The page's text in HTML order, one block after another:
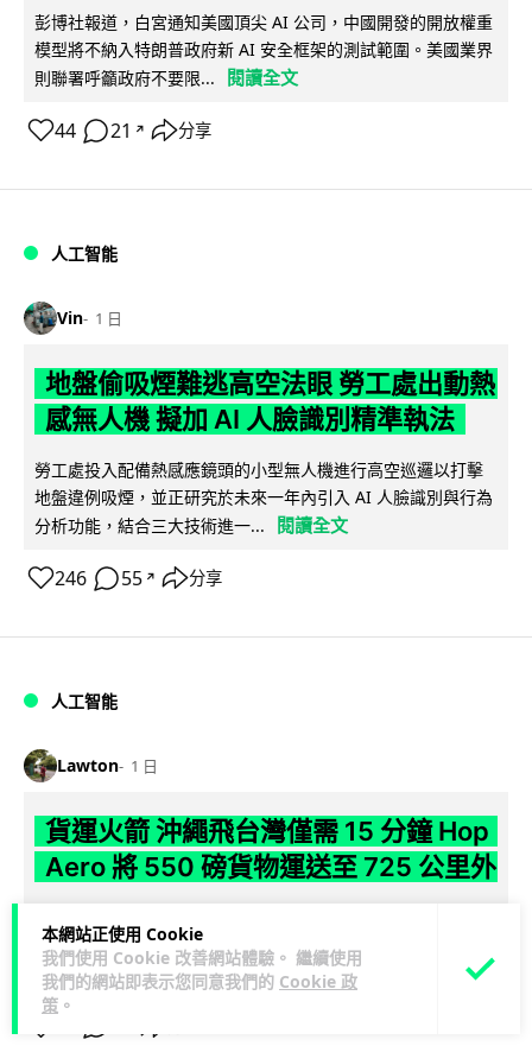
本網站正使用 Cookie
我們使用 Cookie 改善網站體驗。 繼續使用
我們的網站即表示您同意我們的 Cookie 政
策 。
彭博社報道，白宮通知美國頂尖 AI 公司，中國開發的開放權重
模型將不納入特朗普政府新 AI 安全框架的測試範圍。美國業界
則聯署呼籲政府不要限...
閱讀全文
44 21 ↗ 分享
人工智能
Vin 1 日
地盤偷吸煙難逃高空法眼 勞工處出動熱
感無人機 擬加 AI 人臉識別精準執法
勞工處投入配備熱感應鏡頭的小型無人機進行高空巡邏以打擊
地盤違例吸煙，並正研究於未來一年內引入 AI 人臉識別與行為
分析功能，結合三大技術進一...
閱讀全文
246 55 ↗ 分享
人工智能
Lawton 1 日
貨運火箭 沖繩飛台灣僅需 15 分鐘 Hop
Aero 將 550 磅貨物運送至 725 公里外
箭，聲稱可在 15 分鐘內將 250 公斤物資投送 750 公里外，並
以沖繩... 閱讀全文